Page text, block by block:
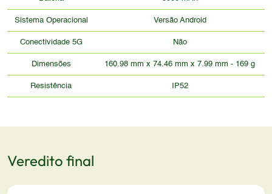
Sistema Operacional Versão Android
Conectividade 5G Não
Dimensões 160.98 mm x 74.46 mm x 7.99 mm - 169 g
Resistência IP52
Veredito final